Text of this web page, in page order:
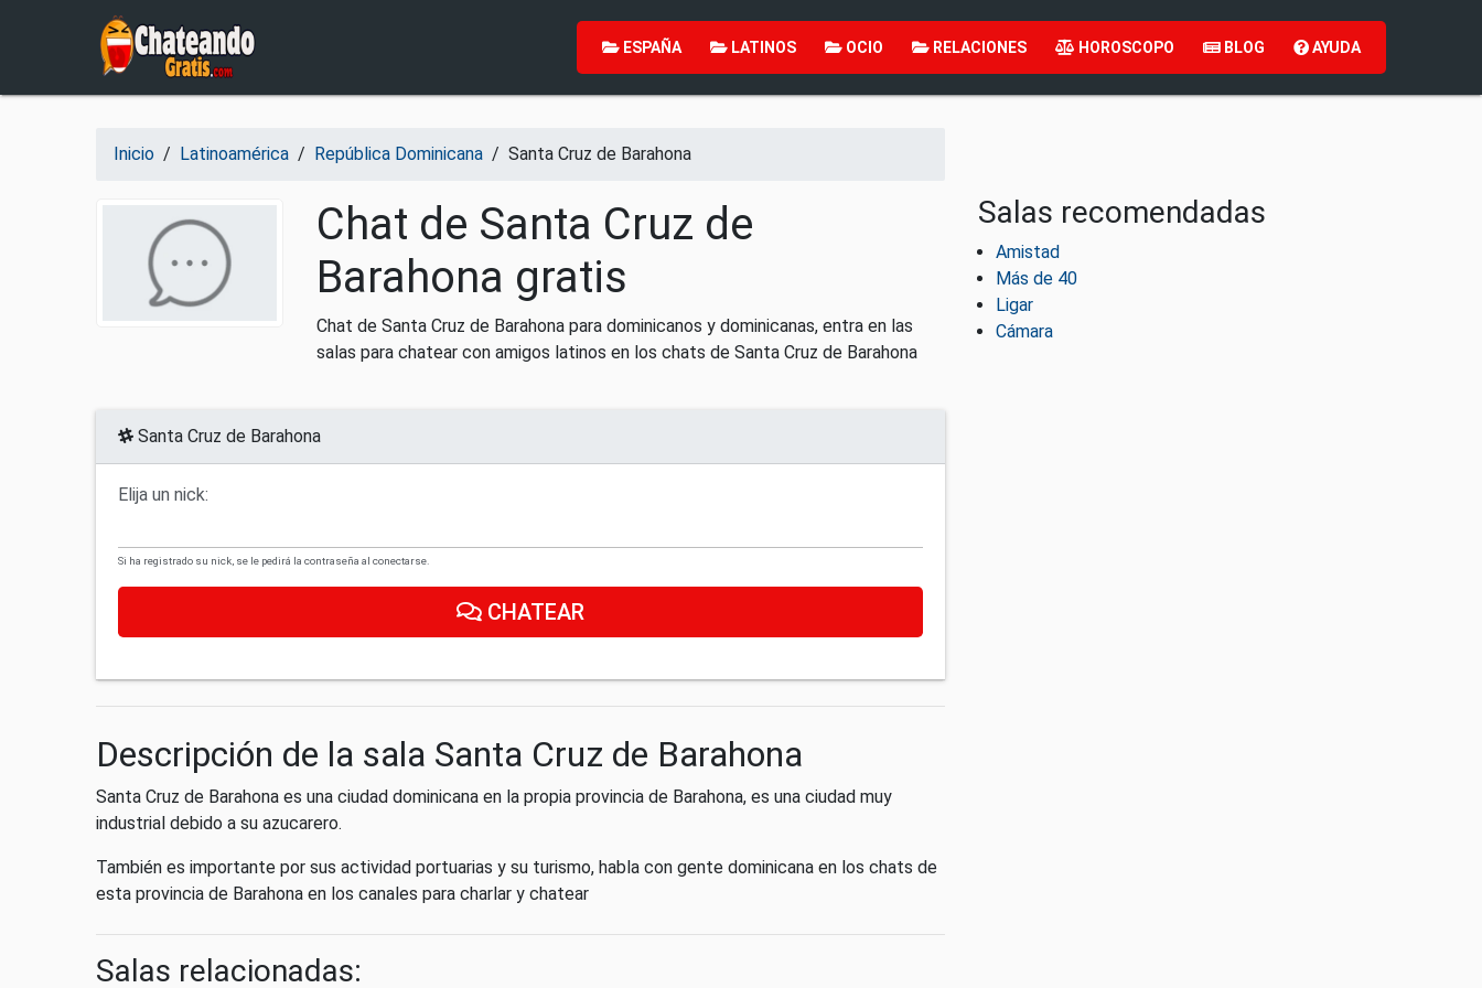
Salir del contenido
ESPAÑA LATINOS OCIO RELACIONES HOROSCOPO BLOG AYUDA
Inicio / Latinoamérica / República Dominicana / Santa Cruz de Barahona
Chat de Santa Cruz de
Barahona gratis
Chat de Santa Cruz de Barahona para dominicanos y dominicanas, entra en las
salas para chatear con amigos latinos en los chats de Santa Cruz de Barahona
Santa Cruz de Barahona
Elija un nick:
Si ha registrado su nick, se le pedirá la contraseña al conectarse.
CHATEAR
Descripción de la sala Santa Cruz de Barahona
Santa Cruz de Barahona es una ciudad dominicana en la propia provincia de Barahona, es una ciudad muy
industrial debido a su azucarero.
También es importante por sus actividad portuarias y su turismo, habla con gente dominicana en los chats de
esta provincia de Barahona en los canales para charlar y chatear
Salas relacionadas:
Salas recomendadas
Amistad
Más de 40
Ligar
Cámara